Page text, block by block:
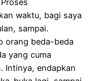
waktu, bagi saya
sampai.
orang beda-beda
yang cuma
Intinya, endapkan